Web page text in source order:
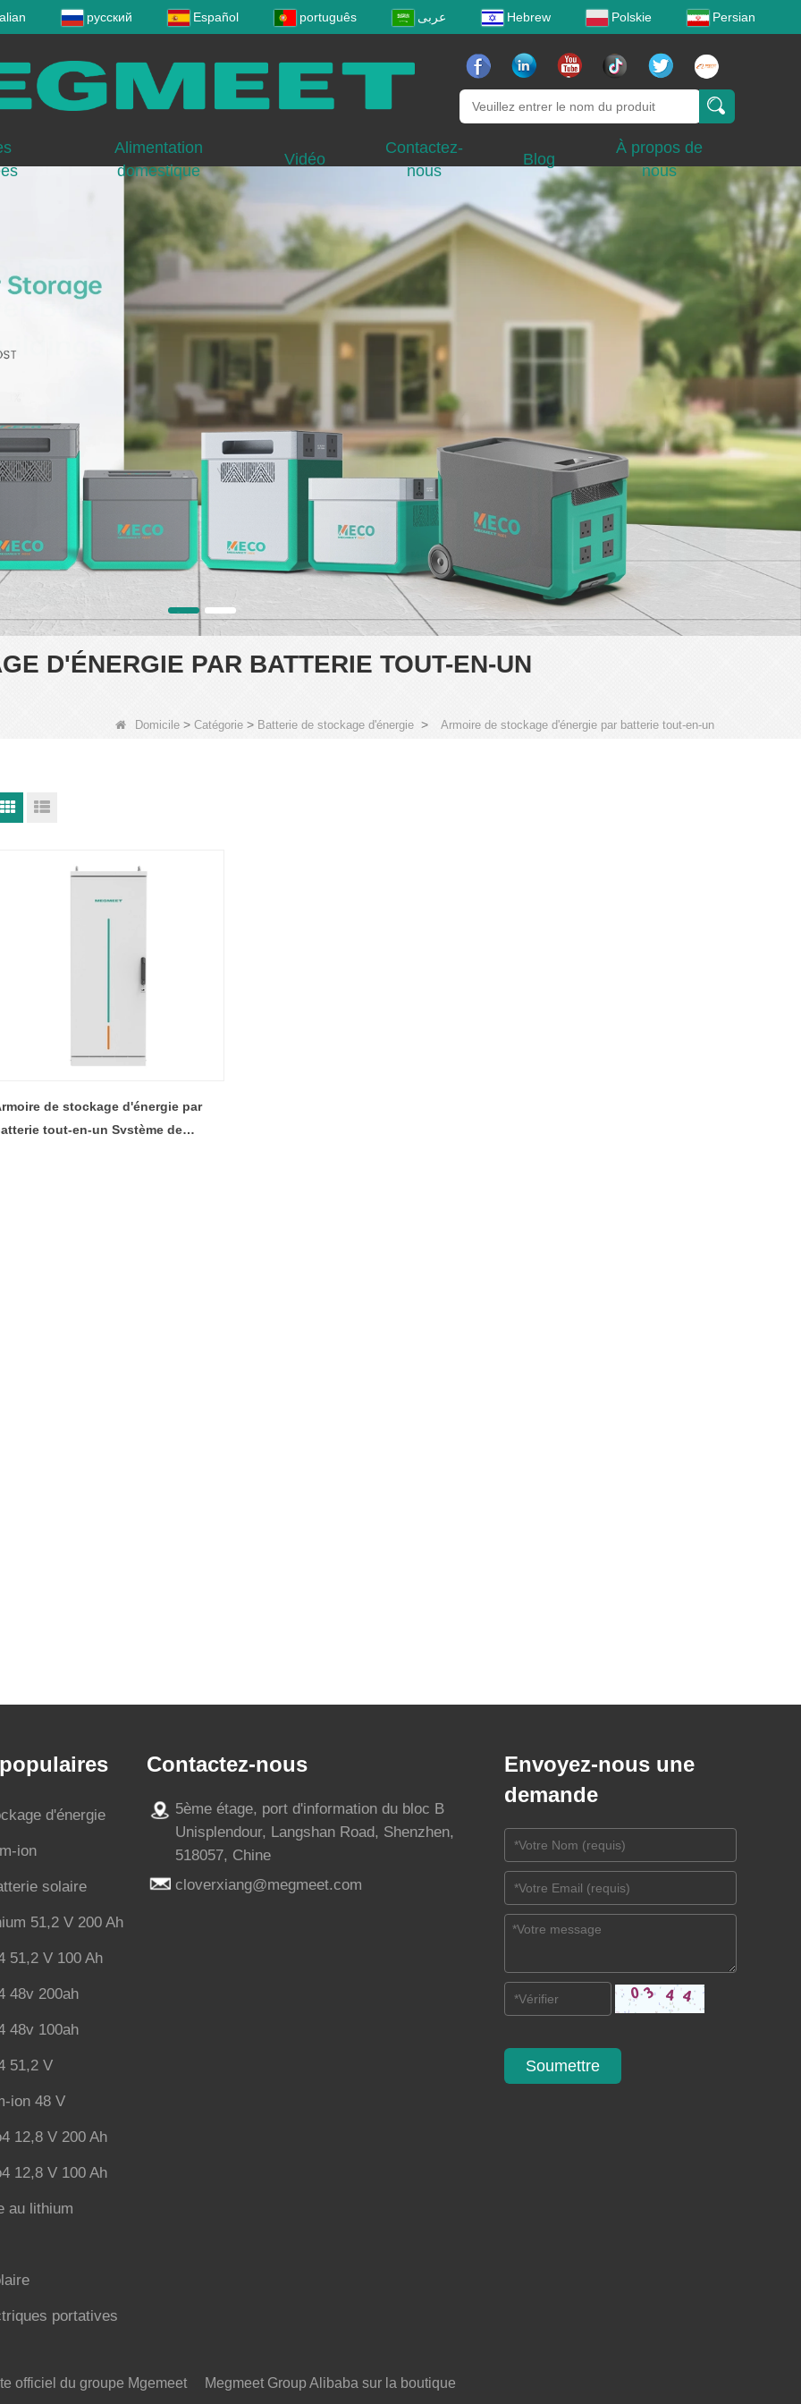
русский Español português عربى Hebrew Polskie Persian
Alimentation
domestique
Vidéo
Contactez-
nous
Blog
À propos de
nous
D'ÉNERGIE PAR BATTERIE TOUT-EN-UN
Domicile > Catégorie > Batterie de stockage d'énergie > Armoire de stockage d'énergie par batterie tout-en-un
de stockage d'énergie par
tout-en-un Système de
d'énergie
ion
solaire
51,2 V 200 Ah
51,2 V 100 Ah
48v 200ah
48v 100ah
51,2 V
ion 48 V
12,8 V 200 Ah
12,8 V 100 Ah
au lithium
portatives
Contactez-nous
5ème étage, port d'information du bloc B
Unisplendour, Langshan Road, Shenzhen,
518057, Chine
cloverxiang@megmeet.com
Envoyez-nous une
demande
Soumettre
officiel du groupe Mgemeet Megmeet Group Alibaba sur la boutique